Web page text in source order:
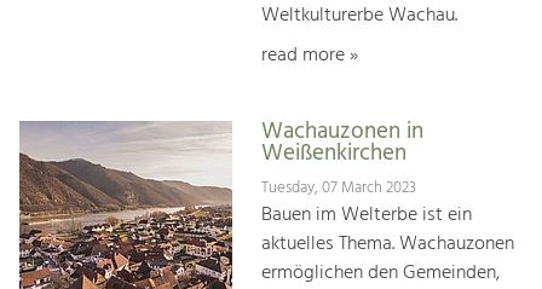
Weltkulturerbe Wachau.
read more »
Wachauzonen in
Weißenkirchen
Tuesday, 07 March 2023
Bauen im Welterbe ist ein
aktuelles Thema. Wachauzonen
ermöglichen den Gemeinden,